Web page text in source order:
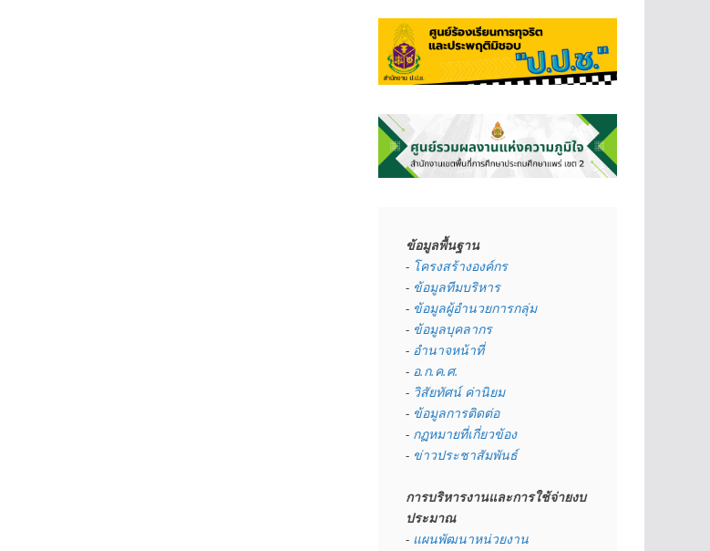
ข้อมูลพื้นฐาน
- โครงสร้างองค์กร
- ข้อมูลทีมบริหาร
- ข้อมูลผู้อำนวยการกลุ่ม
- ข้อมูลบุคลากร
- อำนาจหน้าที่
- อ.ก.ค.ศ.
- วิสัยทัศน์ ค่านิยม
- ข้อมูลการติดต่อ
- กฏหมายที่เกี่ยวข้อง
- ข่าวประชาสัมพันธ์
การบริหารงานและการใช้จ่ายงบ
ประมาณ
- แผนพัฒนาหน่วยงาน